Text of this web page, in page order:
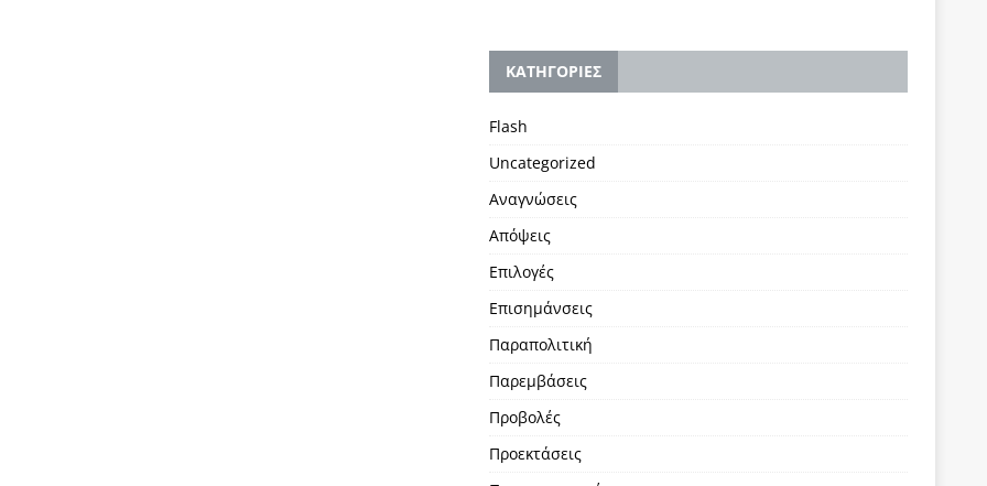
KΑΤΗΓΟΡΙΕΣ
Flash
Uncategorized
Αναγνώσεις
Απόψεις
Επιλογές
Επισημάνσεις
Παραπολιτική
Παρεμβάσεις
Προβολές
Προεκτάσεις